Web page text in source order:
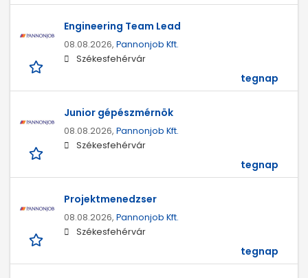
Engineering Team Lead
08.08.2026, Pannonjob Kft.
Székesfehérvár
tegnap
Junior gépészmérnök
08.08.2026, Pannonjob Kft.
Székesfehérvár
tegnap
Projektmenedzser
08.08.2026, Pannonjob Kft.
Székesfehérvár
tegnap